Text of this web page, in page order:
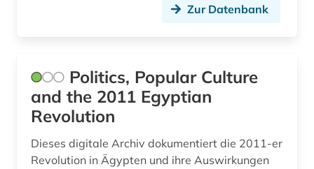
Zur Datenbank
Politics, Popular Culture
and the 2011 Egyptian
Revolution
Dieses digitale Archiv dokumentiert die 2011-er
Revolution in Ägypten und ihre Auswirkungen